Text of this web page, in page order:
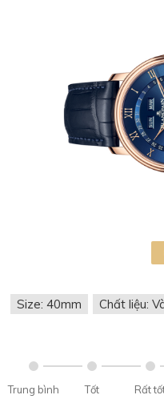
Size: 40mm Chất liệu:
Trung bình Tốt Rất